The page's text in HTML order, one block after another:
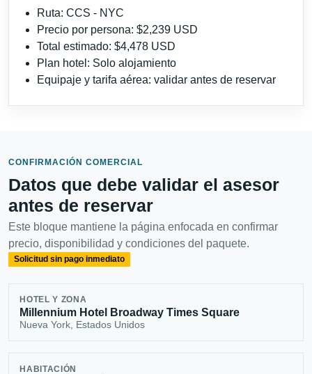
Ruta: CCS - NYC
Precio por persona: $2,239 USD
Total estimado: $4,478 USD
Plan hotel: Solo alojamiento
Equipaje y tarifa aérea: validar antes de reservar
CONFIRMACIÓN COMERCIAL
Datos que debe validar el asesor
antes de reservar
Este bloque mantiene la página enfocada en confirmar
precio, disponibilidad y condiciones del paquete.
Solicitud sin pago inmediato
HOTEL Y ZONA
Millennium Hotel Broadway Times Square
Nueva York, Estados Unidos
HABITACIÓN